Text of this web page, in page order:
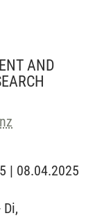
AND
| 08.04.2025